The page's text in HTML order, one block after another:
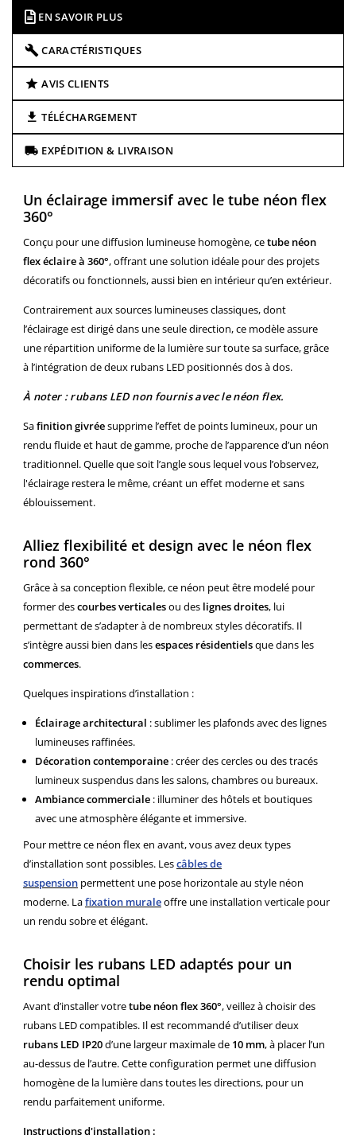
EN SAVOIR PLUS
CARACTÉRISTIQUES
AVIS CLIENTS
TÉLÉCHARGEMENT
EXPÉDITION & LIVRAISON
Un éclairage immersif avec le tube néon flex
360°
Conçu pour une diffusion lumineuse homogène, cetube néon
flex éclaire à 360°, offrant une solution idéale pour des projets
décoratifs ou fonctionnels, aussi bien en intérieur qu’en extérieur.
Contrairement aux sources lumineuses classiques, dont
l’éclairage est dirigé dans une seule direction, ce modèle assure
une répartition uniforme de la lumière sur toute sa surface, grâce
à l’intégration de deux rubans LED positionnés dos à dos.
À noter : rubans LED non fournis avec le néon flex.
Safinition givréesupprime l’effet de points lumineux, pour un
rendu fluide et haut de gamme, proche de l’apparence d’un néon
traditionnel. Quelle que soit l’angle sous lequel vous l’observez,
l'éclairage restera le même, créant un effet moderne et sans
éblouissement.
Alliez flexibilité et design avec le néon flex
rond 360°
Grâce à sa conception flexible, ce néon peut être modelé pour
former descourbes verticalesou des lignes droites, lui
permettant de s’adapter à de nombreux styles décoratifs. Il
s’intègre aussi bien dans lesespaces résidentielsque dans les
commerces.
Quelques inspirations d’installation :
Éclairage architectural : sublimer les plafonds avec des lignes
lumineuses raffinées.
Décoration contemporaine : créer des cercles ou des tracés
lumineux suspendus dans les salons, chambres ou bureaux.
Ambiance commerciale : illuminer des hôtels et boutiques
avec une atmosphère élégante et immersive.
Pour mettre ce néon flex en avant, vous avez deux types
d’installation sont possibles. Lescâbles de
suspension permettent une pose horizontale au style néon
moderne. Lafixation muraleoffre une installation verticale pour
un rendu sobre et élégant.
Choisir les rubans LED adaptés pour un
rendu optimal
Avant d’installer votretube néon flex 360°, veillez à choisir des
rubans LED compatibles. Il est recommandé d’utiliser deux
rubans LED IP20d’une largeur maximale de 10 mm, à placer l’un
au-dessus de l’autre. Cette configuration permet une diffusion
homogène de la lumière dans toutes les directions, pour un
rendu parfaitement uniforme.
Instructions d'installation :